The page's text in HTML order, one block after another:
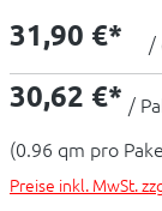
31,90 €* /
30,62 €* /
(0.96 qm pro
Preise inkl. MwSt.